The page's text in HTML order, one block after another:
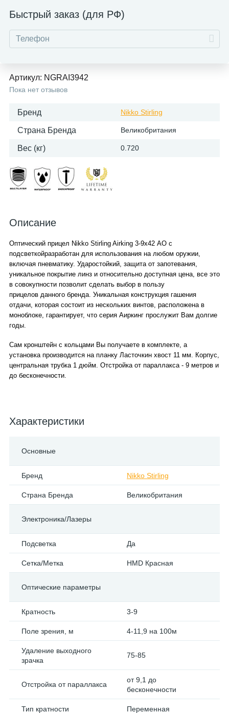
Быстрый заказ (для РФ)
Артикул: NGRAI3942
Пока нет отзывов
Бренд Nikko Stirling
Страна Бренда Великобритания
Вес (кг) 0.720
Описание
Оптический прицел Nikko Stirling Airking 3-9x42 AO с
подсветкойразработан для использования на любом оружии,
включая пневматику. Ударостойкий, защита от запотевания,
уникальное покрытие линз и относительно доступная цена, все это
в совокупности позволит сделать выбор в пользу
прицелов данного бренда. Уникальная конструкция гашения
отдачи, которая состоит из нескольких винтов, расположена в
моноблоке, гарантирует, что серия Аиркинг прослужит Вам долгие
годы.
Сам кронштейн с кольцами Вы получаете в комплекте, а
установка производится на планку Ласточкин хвост 11 мм. Корпус,
центральная трубка 1 дюйм. Отстройка от параллакса - 9 метров и
до бесконечности.
Характеристики
Основные
Бренд Nikko Stirling
Страна Бренда Великобритания
Электроника/Лазеры
Подсветка Да
Сетка/Метка HMD Красная
Оптические параметры
Кратность 3-9
Поле зрения, м 4-11,9 на 100м
Удаление выходного
зрачка
75-85
Отстройка от параллакса
от 9,1 до
бесконечности
Тип кратности Переменная